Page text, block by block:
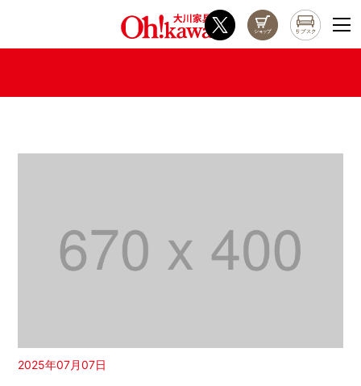
2025年07月07日